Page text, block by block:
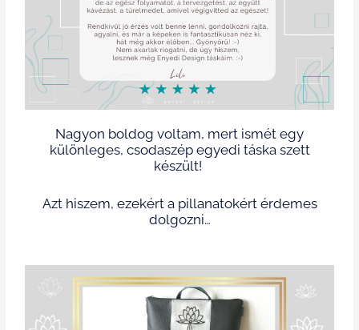
Nagyon boldog voltam, mert ismét egy
különleges, csodaszép egyedi táska szett
készült!
Azt hiszem, ezekért a pillanatokért érdemes
dolgozni…